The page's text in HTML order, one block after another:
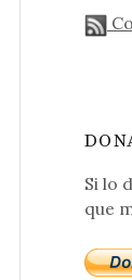
Google?) no
Si lo
que